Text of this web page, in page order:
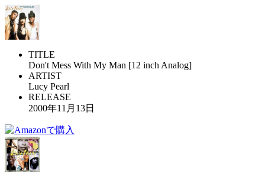
TITLE
Don't Mess With My Man [12 inch Analog]
ARTIST
Lucy Pearl
RELEASE
2000年11月13日